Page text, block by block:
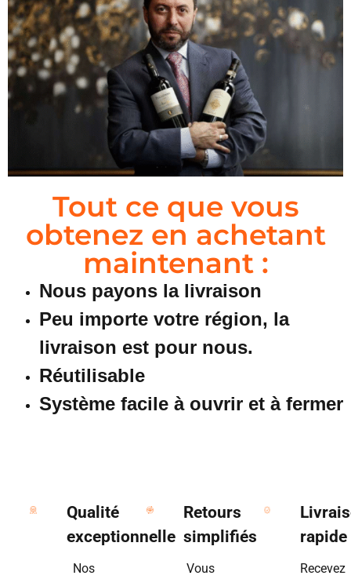
Tout ce que vous
obtenez en achetant
maintenant :
Nous payons la livraison
Peu importe votre région, la
livraison est pour nous.
Réutilisable
Système facile à ouvrir et à fermer
Qualité
exceptionnelle
Nos
Retours
simplifiés
Vous
rapide
Recevez